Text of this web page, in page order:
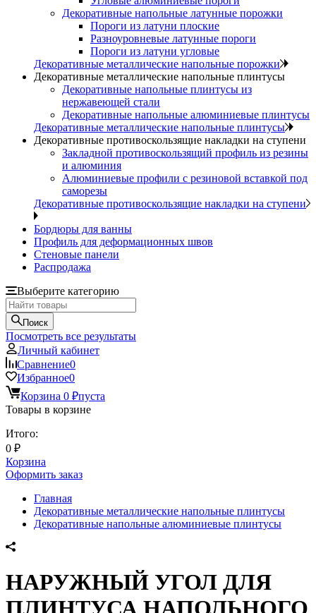
Декоративные напольные латунные порожки
Пороги из латуни плоские
Разноуровневые латунные пороги
Пороги из латуни угловые
Декоративные металлические напольные порожки
Декоративные металлические напольные плинтусы
Декоративные напольные плинтусы из
нержавеющей стали
Декоративные напольные алюминиевые плинтусы
Декоративные металлические напольные плинтусы
Декоративные противоскользящие накладки на ступени
Закладной противоскользящий профиль из резины
и алюминия
Алюминиевые профили с резиновой вставкой под
саморезы
Декоративные противоскользящие накладки на ступени
Бордюры для ванны
Профиль для деформационных швов
Стеновые панели
Распродажа
Выберите категорию
Поиск
Посмотреть все результаты
Личный кабинет
Сравнение0
Избранное0
Корзина 0 ₽пуста
Товары в корзине
Итого:
0 ₽
Корзина
Оформить заказ
Главная
Декоративные металлические напольные плинтусы
Декоративные напольные алюминиевые плинтусы
НАРУЖНЫЙ УГОЛ ДЛЯ